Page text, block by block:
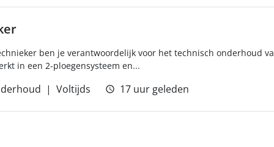
ben je verantwoordelijk voor het technisch onderhoud
in een 2-ploegensysteem en...
Voltijds 17 uur geleden